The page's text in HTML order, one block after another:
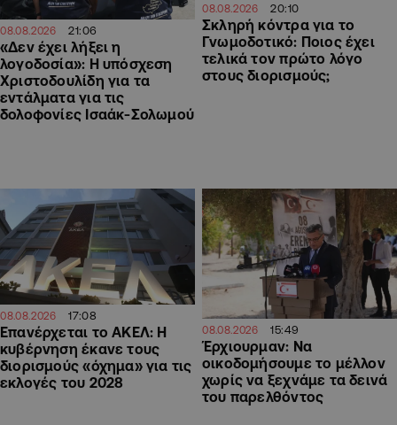
08.08.2026 21:06
«Δεν έχει λήξει η
λογοδοσία»: Η υπόσχεση
Χριστοδουλίδη για τα
εντάλματα για τις
δολοφονίες Ισαάκ-Σολωμού
08.08.2026 20:10
Σκληρή κόντρα για το
Γνωμοδοτικό: Ποιος έχει
τελικά τον πρώτο λόγο
στους διορισμούς;
08.08.2026 17:08
Επανέρχεται το ΑΚΕΛ: Η
κυβέρνηση έκανε τους
διορισμούς «όχημα» για τις
εκλογές του 2028
08.08.2026 15:49
Έρχιουρμαν: Να
οικοδομήσουμε το μέλλον
χωρίς να ξεχνάμε τα δεινά
του παρελθόντος